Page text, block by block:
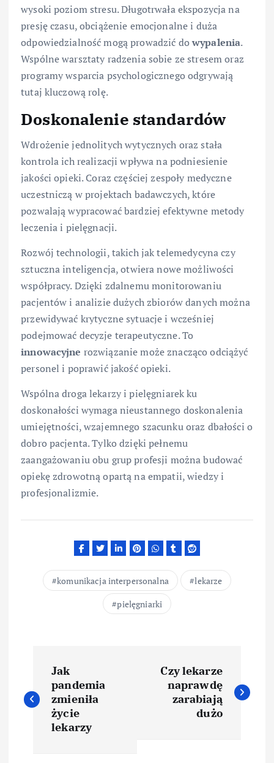
wysoki poziom stresu. Długotrwała ekspozycja na
presję czasu, obciążenie emocjonalne i duża
odpowiedzialność mogą prowadzić dowypalenia.
Wspólne warsztaty radzenia sobie ze stresem oraz
programy wsparcia psychologicznego odgrywają
tutaj kluczową rolę.
Doskonalenie standardów
Wdrożenie jednolitych wytycznych oraz stała
kontrola ich realizacji wpływa na podniesienie
jakości opieki. Coraz częściej zespoły medyczne
uczestniczą w projektach badawczych, które
pozwalają wypracować bardziej efektywne metody
leczenia i pielęgnacji.
Rozwój technologii, takich jak telemedycyna czy
sztuczna inteligencja, otwiera nowe możliwości
współpracy. Dzięki zdalnemu monitorowaniu
pacjentów i analizie dużych zbiorów danych można
przewidywać krytyczne sytuacje i wcześniej
podejmować decyzje terapeutyczne. To
innowacyjne rozwiązanie może znacząco odciążyć
personel i poprawić jakość opieki.
Wspólna droga lekarzy i pielęgniarek ku
doskonałości wymaga nieustannego doskonalenia
umiejętności, wzajemnego szacunku oraz dbałości o
dobro pacjenta. Tylko dzięki pełnemu
zaangażowaniu obu grup profesji można budować
opiekę zdrowotną opartą na empatii, wiedzy i
profesjonalizmie.
komunikacja interpersonalna
lekarze
pielęgniarki
a
Jak
pandemia
zmieniła
życie
lekarzy
Czy lekarze
naprawdę
zarabiają
dużo